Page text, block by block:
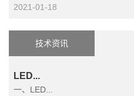
2021-01-18
技术资讯
LED...
一、LED...